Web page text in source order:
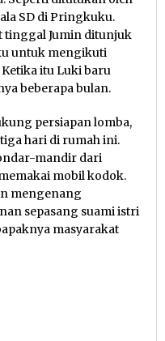
SD di Pringkuku.
tinggal Jumin ditunjuk
untuk mengikuti
itu Luki baru
beberapa bulan.
persiapan lomba,
hari di rumah ini.
mandir dari
mobil kodok.
mengenang
sepasang suami istri
masyarakat